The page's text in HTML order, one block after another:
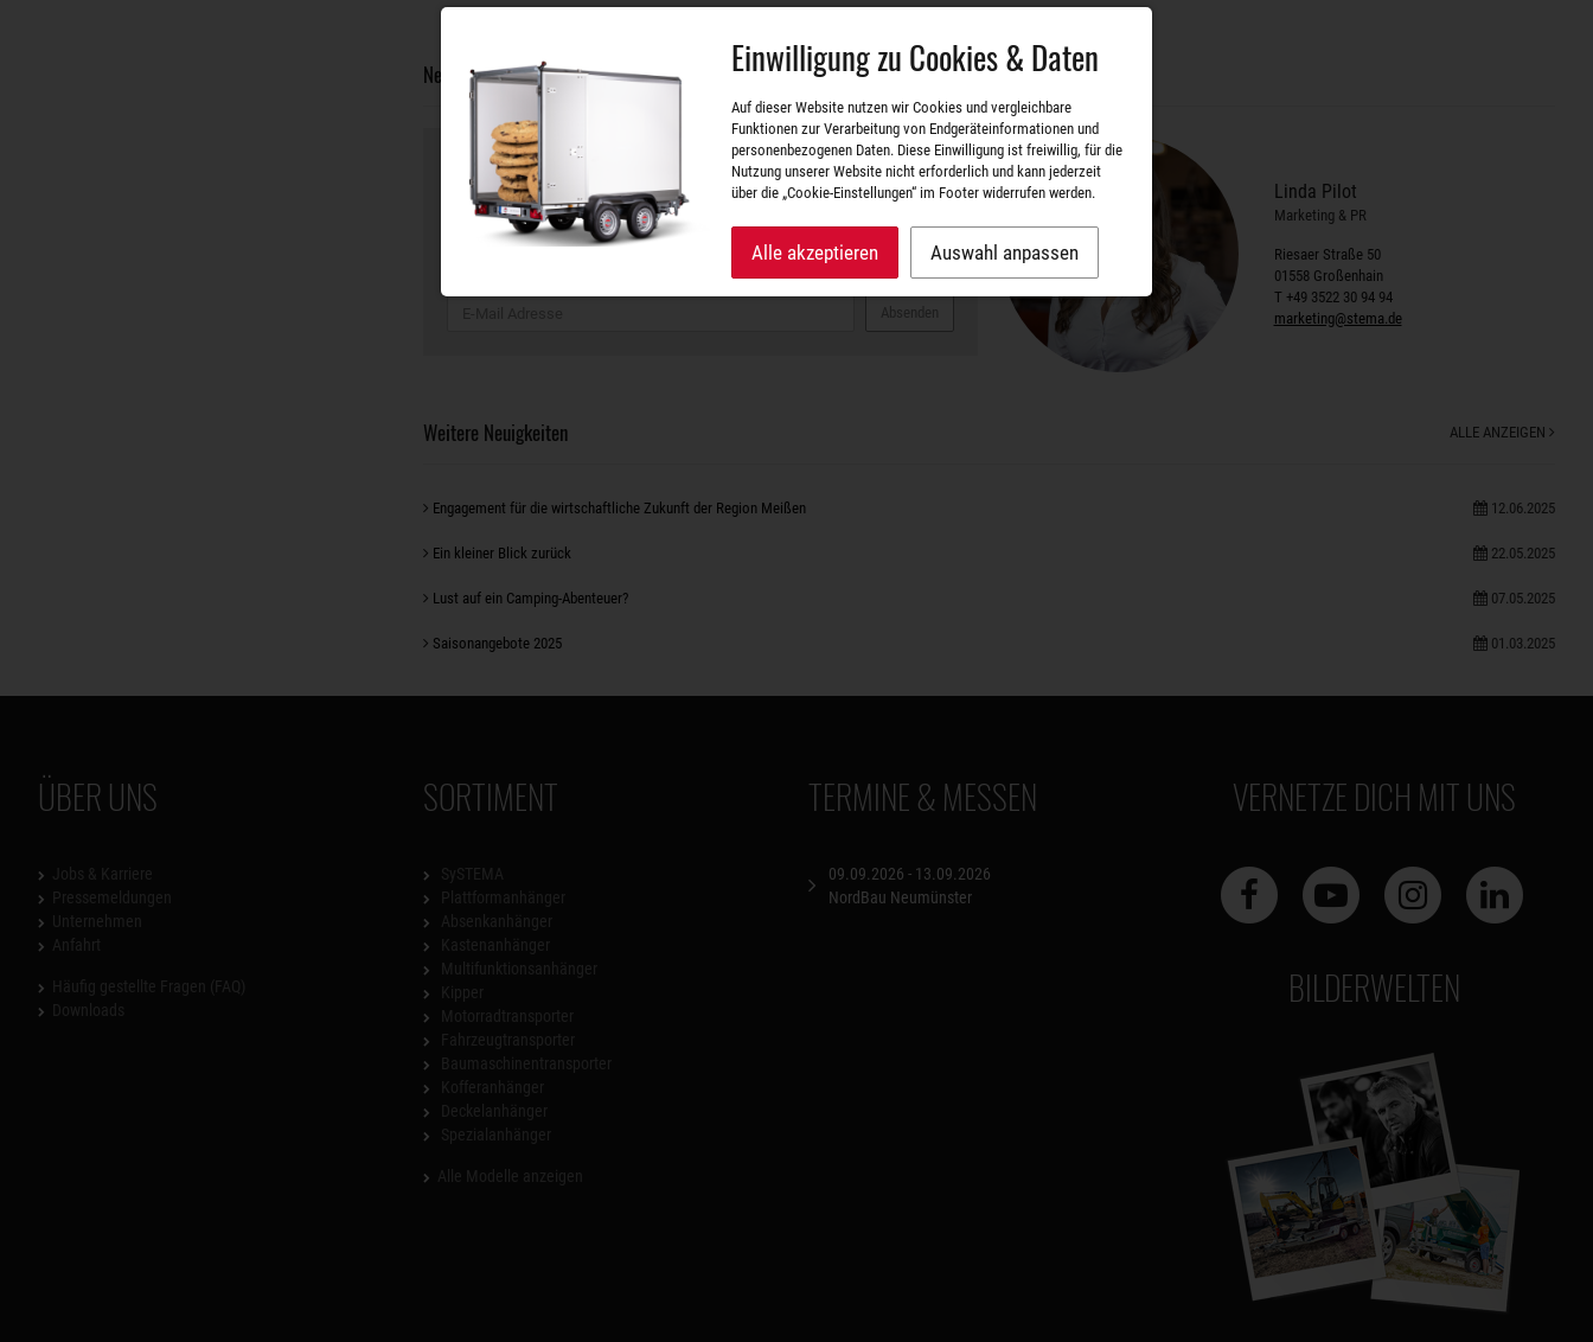
Newsletter & Kontakt
STEMA Newsletter abonnieren.
Den STEMA Newsletter abonnieren und aktuelle
Neuigkeiten und Sonderangebote direkt per E-Mail
erhalten.
Linda Pilot
Marketing & PR
Riesaer Straße 50
01558 Großenhain
T +49 3522 30 94 94
marketing@stema.de
ALLE ANZEIGEN
Weitere Neuigkeiten
Engagement für die wirtschaftliche Zukunft der Region Meißen 12.06.2025
Ein kleiner Blick zurück 22.05.2025
Lust auf ein Camping-Abenteuer? 07.05.2025
Saisonangebote 2025 01.03.2025
ÜBER UNS SORTIMENT TERMINE & MESSEN
09.09.2026 - 13.09.2026
NordBau Neumünster
VERNETZE DICH MIT UNS
BILDERWELTEN
Einwilligung zu Cookies & Daten
Auf dieser Website nutzen wir Cookies und vergleichbare
Funktionen zur Verarbeitung von Endgeräteinformationen und
personenbezogenen Daten. Diese Einwilligung ist freiwillig, für die
Nutzung unserer Website nicht erforderlich und kann jederzeit
über die „Cookie-Einstellungen“ im Footer widerrufen werden.
Alle akzeptieren Auswahl anpassen